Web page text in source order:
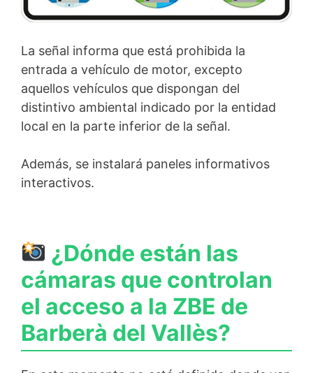
La señal informa que está prohibida la
entrada a vehículo de motor, excepto
aquellos vehículos que dispongan del
distintivo ambiental indicado por la entidad
local en la parte inferior de la señal.
Además, se instalará paneles informativos
interactivos.
¿Dónde están las
cámaras que controlan
el acceso a la ZBE de
Barberà del Vallès?